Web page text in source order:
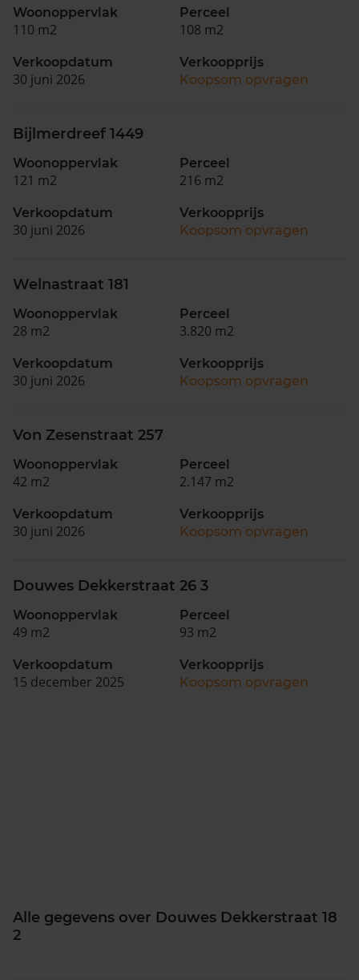
Woonoppervlak
110 m2
Perceel
108 m2
Verkoopdatum
30 juni 2026
Verkoopprijs
Koopsom opvragen
Bijlmerdreef 1449
Woonoppervlak
121 m2
Perceel
216 m2
Verkoopdatum
30 juni 2026
Verkoopprijs
Koopsom opvragen
Welnastraat 181
Woonoppervlak
28 m2
Perceel
3.820 m2
Verkoopdatum
30 juni 2026
Verkoopprijs
Koopsom opvragen
Von Zesenstraat 257
Woonoppervlak
42 m2
Perceel
2.147 m2
Verkoopdatum
30 juni 2026
Verkoopprijs
Koopsom opvragen
Douwes Dekkerstraat 26 3
Woonoppervlak
49 m2
Perceel
93 m2
Verkoopdatum
15 december 2025
Verkoopprijs
Koopsom opvragen
Alle gegevens over Douwes Dekkerstraat 18
2